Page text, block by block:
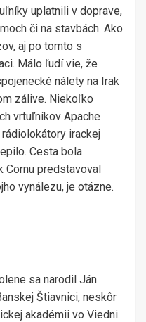
uplatnili v doprave,
či na stavbách. Ako
aj po tomto s
Málo ľudí vie, že
nálety na Irak
zálive. Niekoľko
vrtuľníkov Apache
irackej
Cesta bola
Cornu predstavoval
vynálezu, je otázne.
sa narodil Ján
Štiavnici, neskôr
akadémii vo Viedni.